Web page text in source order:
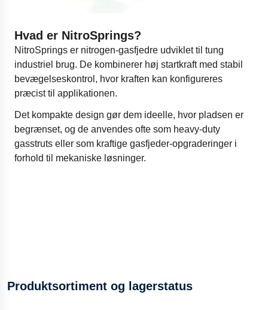
Hvad er NitroSprings?
NitroSprings er nitrogen-gasfjedre udviklet til tung
industriel brug. De kombinerer høj startkraft med stabil
bevægelseskontrol, hvor kraften kan konfigureres
præcist til applikationen.
Det kompakte design gør dem ideelle, hvor pladsen er
begrænset, og de anvendes ofte som heavy-duty
gasstruts eller som kraftige gasfjeder-opgraderinger i
forhold til mekaniske løsninger.
Produktsortiment og lagerstatus